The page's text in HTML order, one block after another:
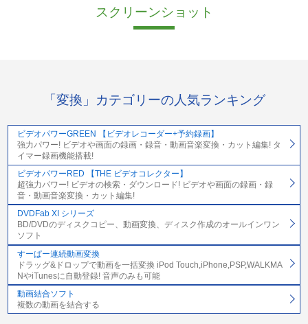
スクリーンショット
「変換」カテゴリーの人気ランキング
ビデオパワーGREEN 【ビデオレコーダー+予約録画】
強力パワー! ビデオや画面の録画・録音・動画音楽変換・カット編集! タ
イマー録画機能搭載!
ビデオパワーRED 【THE ビデオコレクター】
超強力パワー! ビデオの検索・ダウンロード! ビデオや画面の録画・録
音・動画音楽変換・カット編集!
DVDFab XI シリーズ
BD/DVDのディスクコピー、動画変換、ディスク作成のオールインワン
ソフト
すーぱー連続動画変換
ドラッグ&ドロップで動画を一括変換 iPod Touch,iPhone,PSP,WALKMA
NやiTunesに自動登録! 音声のみも可能
動画結合ソフト
複数の動画を結合する